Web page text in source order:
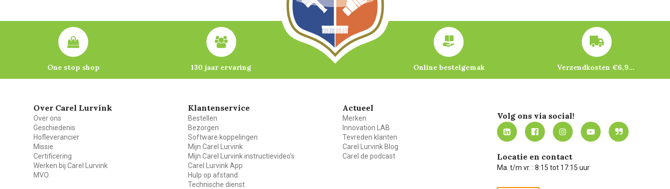
One stop shop 130 jaar ervaring Online bestelgemak Verzendkosten €6,95 – gratis bij je eerste bestelling vanaf €200
Over Carel Lurvink
Over ons
Geschiedenis
Hofleverancier
Missie
Certificering
Werken bij Carel Lurvink
MVO
Klantenservice
Bestellen
Bezorgen
Software koppelingen
Mijn Carel Lurvink
Mijn Carel Lurvink instructievideo's
Carel Lurvink App
Hulp op afstand
Technische dienst
Actueel
Merken
Innovation LAB
Tevreden klanten
Carel Lurvink Blog
Carel de podcast
Volg ons via social!
Locatie en contact
Ma. t/m vr. : 8:15 tot 17:15 uur